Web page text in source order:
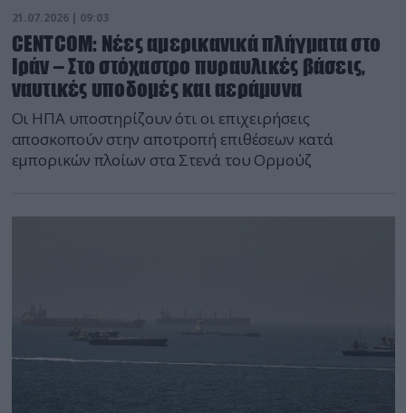
21.07.2026 | 09:03
CENTCOM: Νέες αμερικανικά πλήγματα στο
Ιράν – Στο στόχαστρο πυραυλικές βάσεις,
ναυτικές υποδομές και αεράμυνα
Οι ΗΠΑ υποστηρίζουν ότι οι επιχειρήσεις
αποσκοπούν στην αποτροπή επιθέσεων κατά
εμπορικών πλοίων στα Στενά του Ορμούζ